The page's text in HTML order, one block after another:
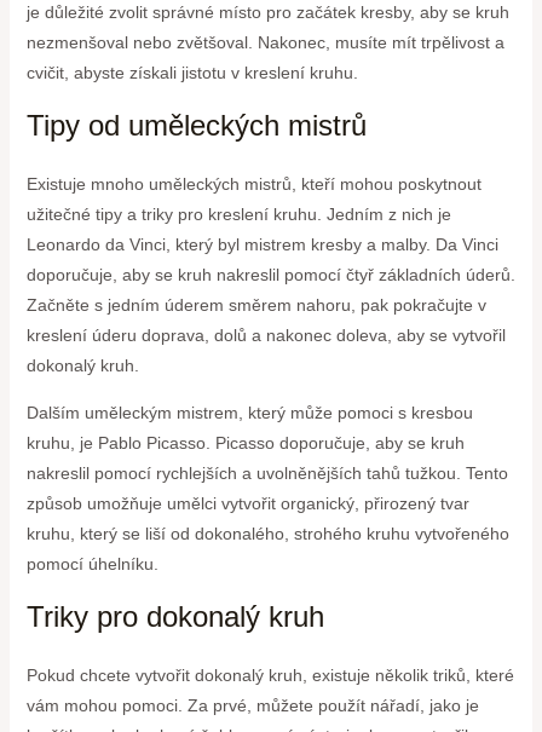
je důležité zvolit správné místo pro začátek kresby, aby se kruh
nezmenšoval nebo zvětšoval. Nakonec, musíte mít trpělivost a
cvičit, abyste získali jistotu v kreslení kruhu.
Tipy od uměleckých mistrů
Existuje mnoho uměleckých mistrů, kteří mohou poskytnout
užitečné tipy a triky pro kreslení kruhu. Jedním z nich je
Leonardo da Vinci, který byl mistrem kresby a malby. Da Vinci
doporučuje, aby se kruh nakreslil pomocí čtyř základních úderů.
Začněte s jedním úderem směrem nahoru, pak pokračujte v
kreslení úderu doprava, dolů a nakonec doleva, aby se vytvořil
dokonalý kruh.
Dalším uměleckým mistrem, který může pomoci s kresbou
kruhu, je Pablo Picasso. Picasso doporučuje, aby se kruh
nakreslil pomocí rychlejších a uvolněnějších tahů tužkou. Tento
způsob umožňuje umělci vytvořit organický, přirozený tvar
kruhu, který se liší od dokonalého, strohého kruhu vytvořeného
pomocí úhelníku.
Triky pro dokonalý kruh
Pokud chcete vytvořit dokonalý kruh, existuje několik triků, které
vám mohou pomoci. Za prvé, můžete použít nářadí, jako je